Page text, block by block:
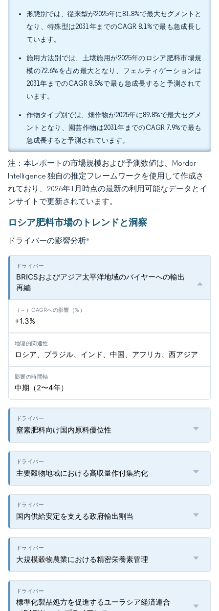
形態別では、従来型が2025年に81.8%で最大セグメントと
なり、特殊型は2031年までのCAGR 8.1%で最も急成長し
ています。
施用方法別では、土壌施用が2025年のロシア肥料市場規
模の72.6%を占め最大となり、フェルティゲーションは
2031年までのCAGR 8.5%で最も急成長すると予測されて
います。
作物タイプ別では、畑作物が2025年に89.8%で最大セグメ
ントとなり、園芸作物は2031年までのCAGR 7.9%で最も
急成長すると予測されています。
注：本レポートの市場規模および予測数値は、Mordor
Intelligence 独自の推定フレームワークを使用して作成さ
れており、2026年1月時点の最新の利用可能なデータとイ
ンサイトで更新されています。
ロシア肥料市場のトレンドと洞察
ドライバーの影響分析*
BRICSおよびアジア太平洋地域のバイヤーへの輸出
再編
+1.3%
ロシア、ブラジル、インド、中国、アフリカ、西アジア
中期（2〜4年）
窒素肥料向け国内原料優位性
主要穀物地域における高収量作付集約化
国内供給安定を支える政府輸出割当
大規模穀物農業における精密栄養素管理
標準化製品処方を促進するユーラシア経済連合